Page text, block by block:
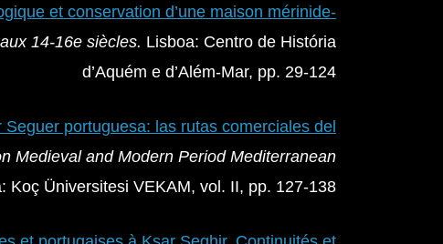
et conservation d’une maison mérinide-
14-16e siècles. Lisboa: Centro de História
d’Aquém e d’Além-Mar, pp. 29-124
portuguesa: las rutas comerciales del
Medieval and Modern Period Mediterranean
Koç Üniversitesi VEKAM, vol. II, pp. 127-138